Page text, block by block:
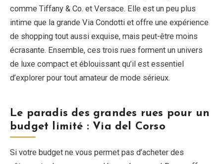
comme Tiffany & Co. et Versace. Elle est un peu plus
intime que la grande Via Condotti et offre une expérience
de shopping tout aussi exquise, mais peut-être moins
écrasante. Ensemble, ces trois rues forment un univers
de luxe compact et éblouissant qu’il est essentiel
d’explorer pour tout amateur de mode sérieux.
Le paradis des grandes rues pour un
budget limité : Via del Corso
Si votre budget ne vous permet pas d’acheter des